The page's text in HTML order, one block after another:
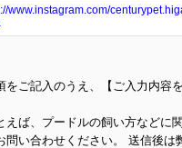
www.instagram.com/
をご記入のうえ、【ご入力内容
ば、プードルの飼い方などに
問い合わせください。 送信後は